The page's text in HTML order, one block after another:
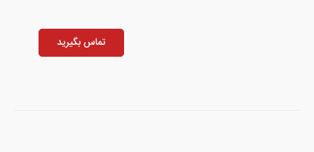
تماس بگیرید